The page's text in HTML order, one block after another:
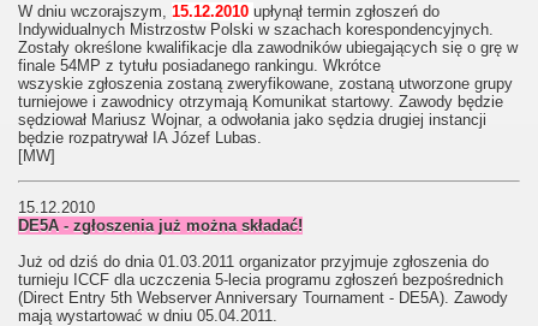
W dniu wczorajszym, 15.12.2010 upłynął termin zgłoszeń do
Indywidualnych Mistrzostw Polski w szachach korespondencyjnych.
Zostały określone kwalifikacje dla zawodników ubiegających się o grę w
finale 54MP z tytułu posiadanego rankingu. Wkrótce
wszyskie zgłoszenia zostaną zweryfikowane, zostaną utworzone grupy
turniejowe i zawodnicy otrzymają Komunikat startowy. Zawody będzie
sędziował Mariusz Wojnar, a odwołania jako sędzia drugiej instancji
będzie rozpatrywał IA Józef Lubas.
[MW]
15.12.2010
DE5A - zgłoszenia już można składać!
Już od dziś do dnia 01.03.2011 organizator przyjmuje zgłoszenia do
turnieju ICCF dla uczczenia 5-lecia programu zgłoszeń bezpośrednich
(Direct Entry 5th Webserver Anniversary Tournament - DE5A). Zawody
mają wystartować w dniu 05.04.2011.